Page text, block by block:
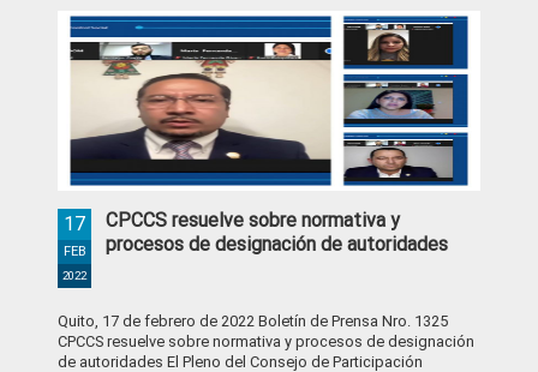
CPCCS resuelve sobre normativa y
procesos de designación de autoridades
17
FEB
2022
Quito, 17 de febrero de 2022 Boletín de Prensa Nro. 1325
CPCCS resuelve sobre normativa y procesos de designación
de autoridades El Pleno del Consejo de Participación